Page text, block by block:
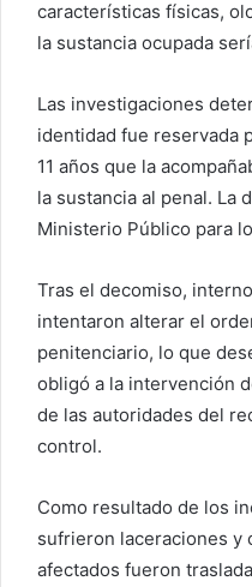
características físicas,
la sustancia ocupada
Las investigaciones
identidad fue reservada
11 años que la
la sustancia al penal. La
Ministerio Público para
Tras el decomiso,
intentaron alterar el
penitenciario, lo que
obligó a la intervención
de las autoridades del
control.
Como resultado de los
sufrieron laceraciones y
afectados fueron